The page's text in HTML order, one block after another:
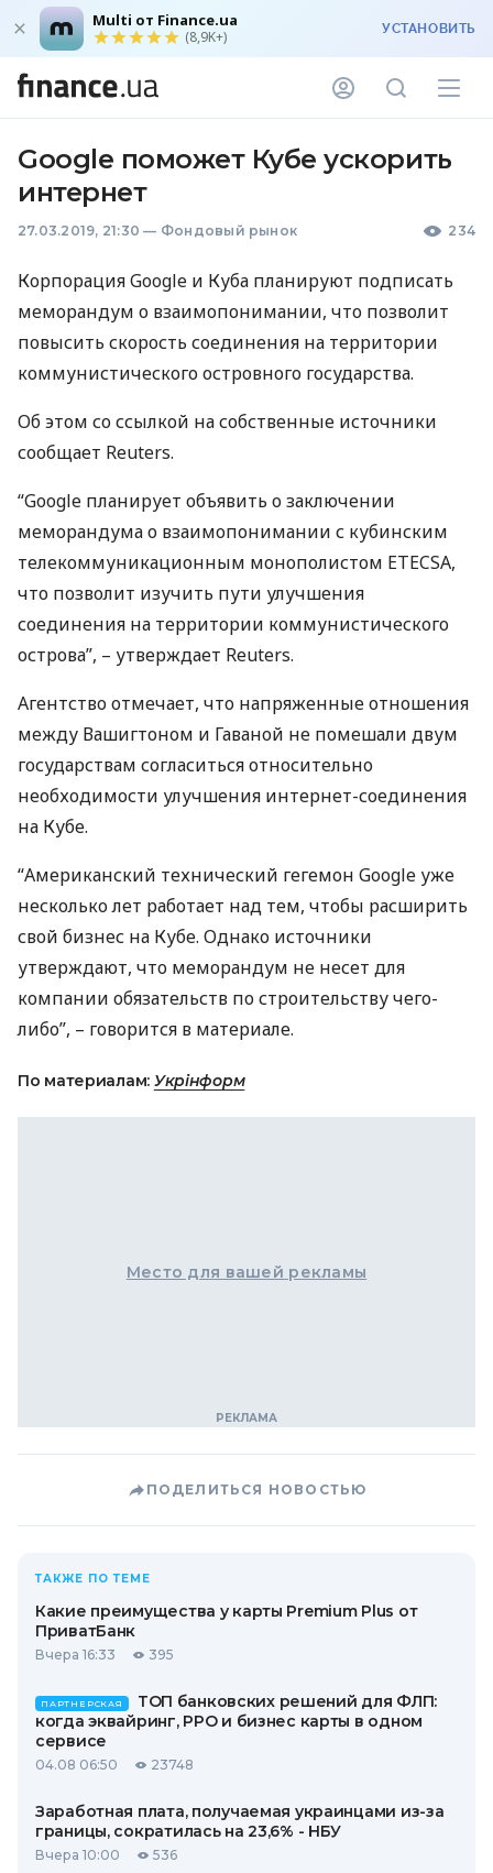
Multi от Finance.ua
(8,9K+) УСТАНОВИТЬ
Google поможет Кубе ускорить
интернет
27.03.2019, 21:30 — Фондовый рынок 234
Корпорация Google и Куба планируют подписать
меморандум о взаимопонимании, что позволит
повысить скорость соединения на территории
коммунистического островного государства.
Об этом со ссылкой на собственные источники
сообщает Reuters.
“Google планирует объявить о заключении
меморандума о взаимопонимании с кубинским
телекоммуникационным монополистом ETECSA,
что позволит изучить пути улучшения
соединения на территории коммунистического
острова”, – утверждает Reuters.
Агентство отмечает, что напряженные отношения
между Вашигтоном и Гаваной не помешали двум
государствам согласиться относительно
необходимости улучшения интернет-соединения
на Кубе.
“Американский технический гегемон Google уже
несколько лет работает над тем, чтобы расширить
свой бизнес на Кубе. Однако источники
утверждают, что меморандум не несет для
компании обязательств по строительству чего-
либо”, – говорится в материале.
По материалам: Укрінформ
Место для вашей рекламы
ПОДЕЛИТЬСЯ НОВОСТЬЮ
ТАКЖЕ ПО ТЕМЕ
Какие преимущества у карты Premium Plus от
ПриватБанк
Вчера 16:33 395
ПАРТНЕРСКАЯ
ТОП банковских решений для ФЛП:
когда эквайринг, РРО и бизнес карты в одном
сервисе
04.08 06:50 23748
Заработная плата, получаемая украинцами из-за
границы, сократилась на 23,6% - НБУ
Вчера 10:00 536